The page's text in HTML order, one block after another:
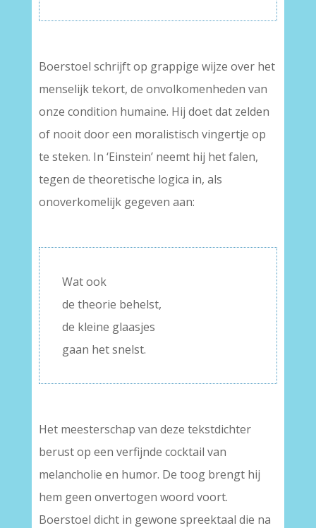
Boerstoel schrijft op grappige wijze over het
menselijk tekort, de onvolkomenheden van
onze condition humaine. Hij doet dat zelden
of nooit door een moralistisch vingertje op
te steken. In ‘Einstein’ neemt hij het falen,
tegen de theoretische logica in, als
onoverkomelijk gegeven aan:
Wat ook
de theorie behelst,
de kleine glaasjes
gaan het snelst.
Het meesterschap van deze tekstdichter
berust op een verfijnde cocktail van
melancholie en humor. De toog brengt hij
hem geen onvertogen woord voort.
Boerstoel dicht in gewone spreektaal die na